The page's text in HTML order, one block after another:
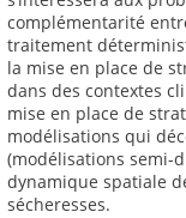
complémentarité
traitement
la mise en place de
dans des contextes
mise en place de
modélisations qui
(modélisations semi-
dynamique spatiale
sécheresses.